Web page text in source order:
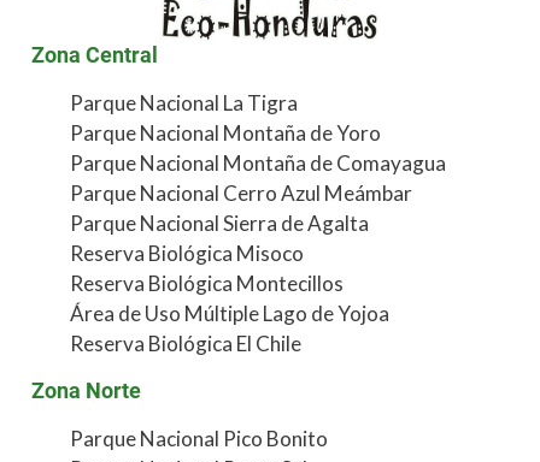
Zona Central
Parque Nacional La Tigra
Parque Nacional Montaña de Yoro
Parque Nacional Montaña de Comayagua
Parque Nacional Cerro Azul Meámbar
Parque Nacional Sierra de Agalta
Reserva Biológica Misoco
Reserva Biológica Montecillos
Área de Uso Múltiple Lago de Yojoa
Reserva Biológica El Chile
Zona Norte
Parque Nacional Pico Bonito